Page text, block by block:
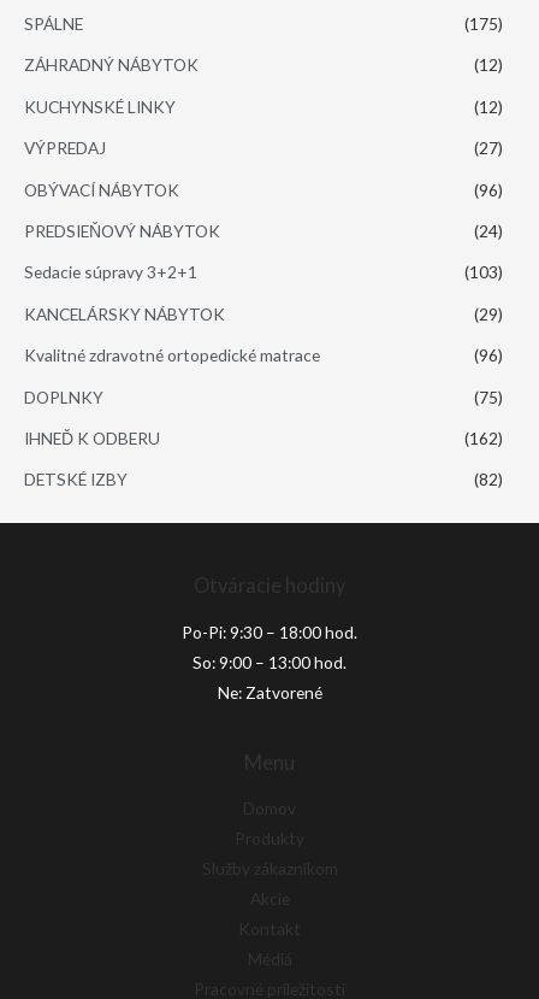
SPÁLNE (175)
ZÁHRADNÝ NÁBYTOK (12)
KUCHYNSKÉ LINKY (12)
VÝPREDAJ (27)
OBÝVACÍ NÁBYTOK (96)
PREDSIEŇOVÝ NÁBYTOK (24)
Sedacie súpravy 3+2+1 (103)
KANCELÁRSKY NÁBYTOK (29)
Kvalitné zdravotné ortopedické matrace (96)
DOPLNKY (75)
IHNEĎ K ODBERU (162)
DETSKÉ IZBY (82)
Otváracie hodiny
Po-Pi: 9:30 – 18:00 hod.
So: 9:00 – 13:00 hod.
Ne: Zatvorené
Menu